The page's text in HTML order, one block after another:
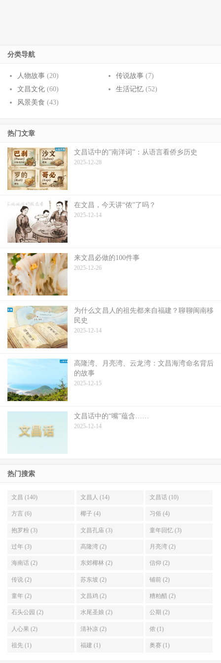
分类导航
人物故事 (20) 传说故事(7)
文昌文化 (60) 生活记忆(52)
风景美食 (43)
热门文章
文昌话中的”南洋词”：从语言看侨乡历史
2025-12-28
在文昌，今天讲“侬”了吗？
2025-12-14
来文昌必做的100件事
2025-12-26
为什么文昌人的祖先都来自福建？聊聊闽南移
民史
2025-12-14
高隆湾、月亮湾、云龙湾：文昌海湾命名背后
的故事
2025-12-15
文昌话中的“嘴”蕴含……
2025-12-14
热门搜索
文昌 (140) 文昌人 (14) 文昌话 (10)
方言 (6) 椰子 (4) 习俗 (4)
抱罗粉 (3) 文昌孔庙 (3) 童年回忆 (3)
过年 (3) 高隆湾 (2) 月亮湾 (2)
海南话 (2) 东郊椰林 (2) 信仰 (2)
传说 (2) 苏东坡 (2) 铺前 (2)
童年 (2) 文昌鸡 (2) 糟粕醋 (2)
石头公园 (2) 水尾圣娘 (2) 公期 (2)
人心果 (2) 清补凉 (2) 侬 (1)
祖先 (1) 福建 (1) 奥赛 (1)